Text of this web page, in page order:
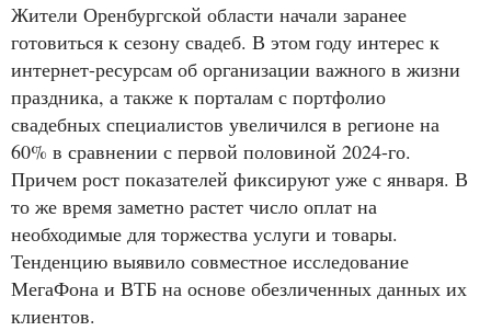
Жители Оренбургской области начали заранее
готовиться к сезону свадеб. В этом году интерес к
интернет-ресурсам об организации важного в жизни
праздника, а также к порталам с портфолио
свадебных специалистов увеличился в регионе на
60% в сравнении с первой половиной 2024-го.
Причем рост показателей фиксируют уже с января. В
то же время заметно растет число оплат на
необходимые для торжества услуги и товары.
Тенденцию выявило совместное исследование
МегаФона и ВТБ на основе обезличенных данных их
клиентов.